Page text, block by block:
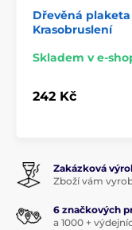
Dřevěná plaketa
Krasobruslení
Skladem v e-
242 Kč
Zakázková
Zboží vám
6 značkových
a 1000 +